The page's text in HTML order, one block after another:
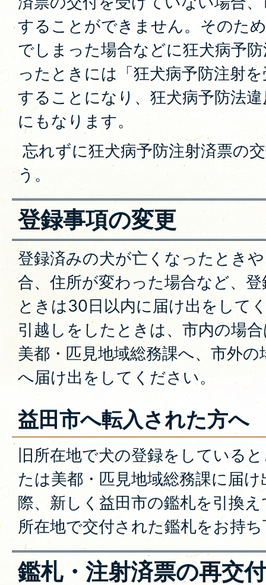
することができません。そのた
でしまった場合などに狂犬病予
ったときには「狂犬病予防注射
することになり、狂犬病予防法
にもなります。
忘れずに狂犬病予防注射済票の
う。
登録事項の変更
登録済みの犬が亡くなったとき
合、住所が変わった場合など、
ときは30日以内に届け出をして
引越しをしたときは、市内の場
美都・匹見地域総務課へ、市外
へ届け出をしてください。
益田市へ転入された方へ
旧所在地で犬の登録をしている
たは美都・匹見地域総務課に届
際、新しく益田市の鑑札を引換
所在地で交付された鑑札をお持
鑑札・注射済票の再交付